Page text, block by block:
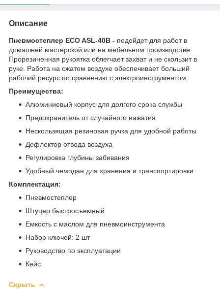
Описание
Пневмостеплер ECO ASL-40B - подойдет для работ в
домашней мастерской или на мебельном производстве.
Прорезиненная рукоятка облегчает захват и не скользит в
руке. Работа на сжатом воздухе обеспечивает больший
рабочий ресурс по сравнению с электроинструментом.
Преимущества:
Алюминиевый корпус для долгого срока службы
Предохранитель от случайного нажатия
Нескользящая резиновая ручка для удобной работы
Дефлектор отвода воздуха
Регулировка глубины забивания
Удобный чемодан для хранения и транспортировки
Комплектация:
Пневмостеплер
Штуцер быстросъемный
Емкость с маслом для пневмоинструмента
Набор ключей: 2 шт
Руководство по эксплуатации
Кейс
Скрыть